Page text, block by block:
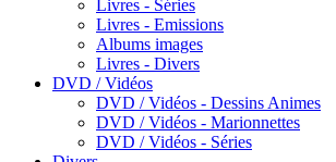
Livres - Séries
Livres - Emissions
Albums images
Livres - Divers
DVD / Vidéos
DVD / Vidéos - Dessins Animes
DVD / Vidéos - Marionnettes
DVD / Vidéos - Séries